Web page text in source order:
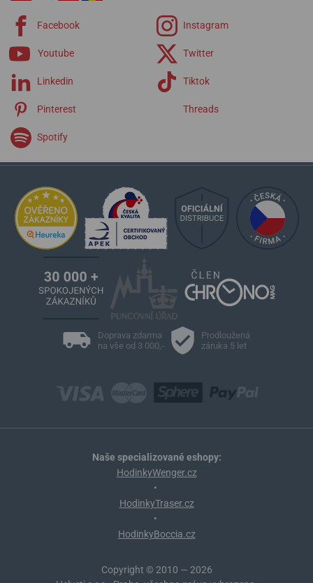
Facebook Instagram
Youtube Twitter
Linkedin Tiktok
Pinterest Threads
Spotify
Doprava zdarma
na vše od 3 000,-
Prodloužená
záruka 5 let
Naše specializované eshopy:
HodinkyWenger.cz
•
HodinkyTraser.cz
•
HodinkyBoccia.cz
Copyright © 2010 — 2026